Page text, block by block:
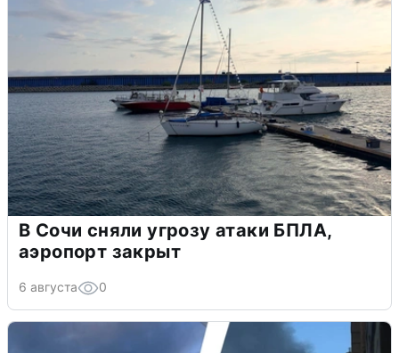
В Сочи сняли угрозу атаки БПЛА,
аэропорт закрыт
6 августа 0